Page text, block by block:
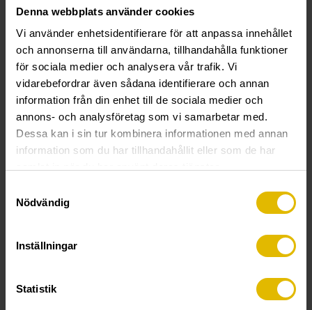
Denna webbplats använder cookies
Vi använder enhetsidentifierare för att anpassa innehållet
och annonserna till användarna, tillhandahålla funktioner
för sociala medier och analysera vår trafik. Vi
vidarebefordrar även sådana identifierare och annan
information från din enhet till de sociala medier och
annons- och analysföretag som vi samarbetar med.
Dessa kan i sin tur kombinera informationen med annan
information som du har tillhandahållit eller som de har
Nödvändig
Inställningar
Statistik
som inneholder treskruer med TX-spor eller 6-kanthode både til
innendørs og utendørs bruk. Skruens unike
innskruingsegenskaper er oppnådd ved å utstyre skruene med
en skjærende borspiss, samt skråstilte og langsgående skjær
mellom gjengene. Dette gir følgende egenskaper:
Redusert risiko for sprekker i tre
Lavere moment ved tiltrekking
Redusert innskruingstid